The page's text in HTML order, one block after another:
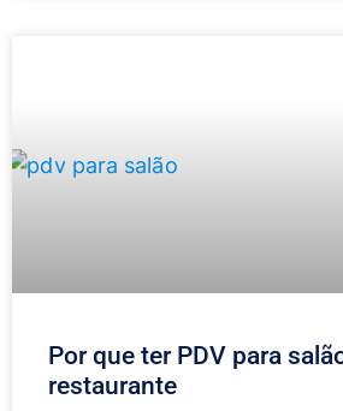
Por que ter PDV para
restaurante